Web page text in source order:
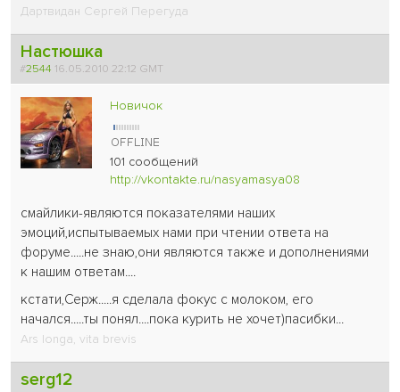
Дартвидан Сергей Перегуда
Настюшка
#2544 16.05.2010 22:12 GMT
Новичок
101 сообщений
http://vkontakte.ru/nasyamasya08
смайлики-являются показателями наших
эмоций,испытываемых нами при чтении ответа на
форуме.....не знаю,они являются также и дополнениями
к нашим ответам....
кстати,Серж.....я сделала фокус с молоком, его
начался.....ты понял....пока курить не хочет)пасибки...
Ars longa, vita brevis
serg12